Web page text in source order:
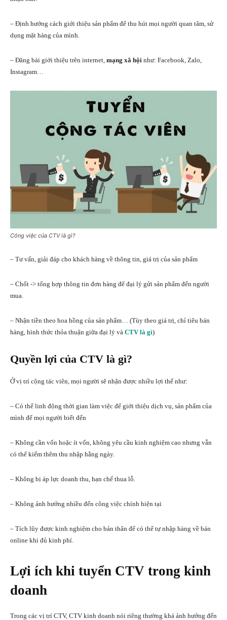
– Định hướng cách giới thiệu sản phẩm để thu hút mọi người quan tâm, sử
dụng mặt hàng của mình.
– Đăng bài giới thiệu trên internet, mạng xã hội như: Facebook, Zalo,
Instagram…
Công việc của CTV là gì?
– Tư vấn, giải đáp cho khách hàng về thông tin, giá trị của sản phẩm
– Chốt -> tổng hợp thông tin đơn hàng để đại lý gửi sản phẩm đến người
mua.
– Nhận tiền theo hoa hồng của sản phẩm… (Tùy theo giá trị, chỉ tiêu bán
hàng, hình thức thỏa thuận giữa đại lý và CTV là gì)
Quyền lợi của CTV là gì?
Ở vị trí cộng tác viên, mọi người sẽ nhận được nhiều lợi thế như:
– Có thể linh động thời gian làm việc để giới thiệu dịch vụ, sản phẩm của
mình để mọi người biết đến
– Không cần vốn hoặc ít vốn, không yêu cầu kinh nghiệm cao nhưng vẫn
có thể kiếm thêm thu nhập hằng ngày.
– Không bị áp lực doanh thu, hạn chế thua lỗ.
– Không ảnh hưởng nhiều đến công việc chính hiện tại
– Tích lũy được kinh nghiệm cho bản thân để có thể tự nhập hàng về bán
online khi đủ kinh phí.
Lợi ích khi tuyển CTV trong kinh
doanh
Trong các vị trí CTV, CTV kinh doanh nói riêng thường khá ảnh hưởng đến